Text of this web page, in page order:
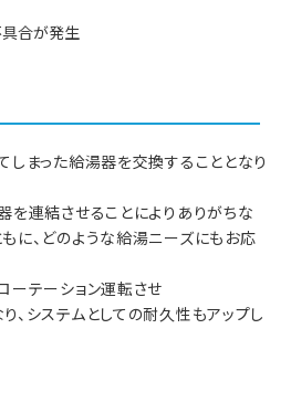
合が発生
まった給湯器を交換することとなり
を連結させることによりありがちな
に、どのような給湯ニーズにもお応
ーテーション運転させ
、システムとしての耐久性もアップし